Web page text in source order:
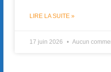
LIRE LA SUITE »
17 juin 2026 Aucun